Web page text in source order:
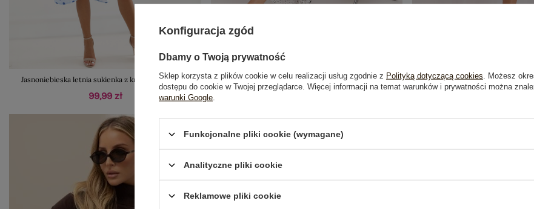
Jasnoniebieska letnia sukienka z krótkim rękawem
99,99 zł
Białe damskie spodnie 7/8 ze ściągaczami Beżowa koszulowa sukienka
Konfiguracja zgód
Dbamy o Twoją prywatność
Sklep korzysta z plików cookie w celu realizacji usług zgodnie z Polityką dotyczącą cookies . Możesz
dostępu do cookie w Twojej przeglądarce. Więcej informacji na temat warunków i prywatności można
warunki Google
Funkcjonalne pliki cookie (wymagane)
Analityczne pliki cookie
Reklamowe pliki cookie